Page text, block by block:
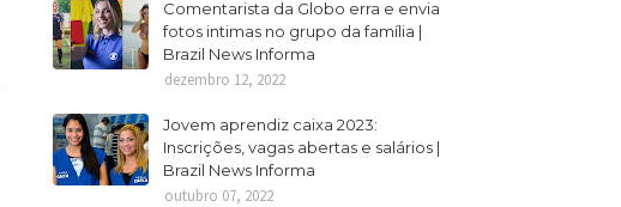
Comentarista da Globo erra e envia
fotos intimas no grupo da família |
Brazil News Informa
dezembro 12, 2022
Jovem aprendiz caixa 2023:
Inscrições, vagas abertas e salários |
Brazil News Informa
outubro 07, 2022